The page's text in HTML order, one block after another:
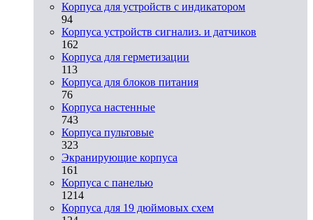
Корпуса для устройств с индикатором
94
Корпуса устройств сигнализ. и датчиков
162
Корпуса для герметизации
113
Корпуса для блоков питания
76
Корпуса настенные
743
Корпуса пультовые
323
Экранирующие корпуса
161
Корпуса с панелью
1214
Корпуса для 19 дюймовых схем